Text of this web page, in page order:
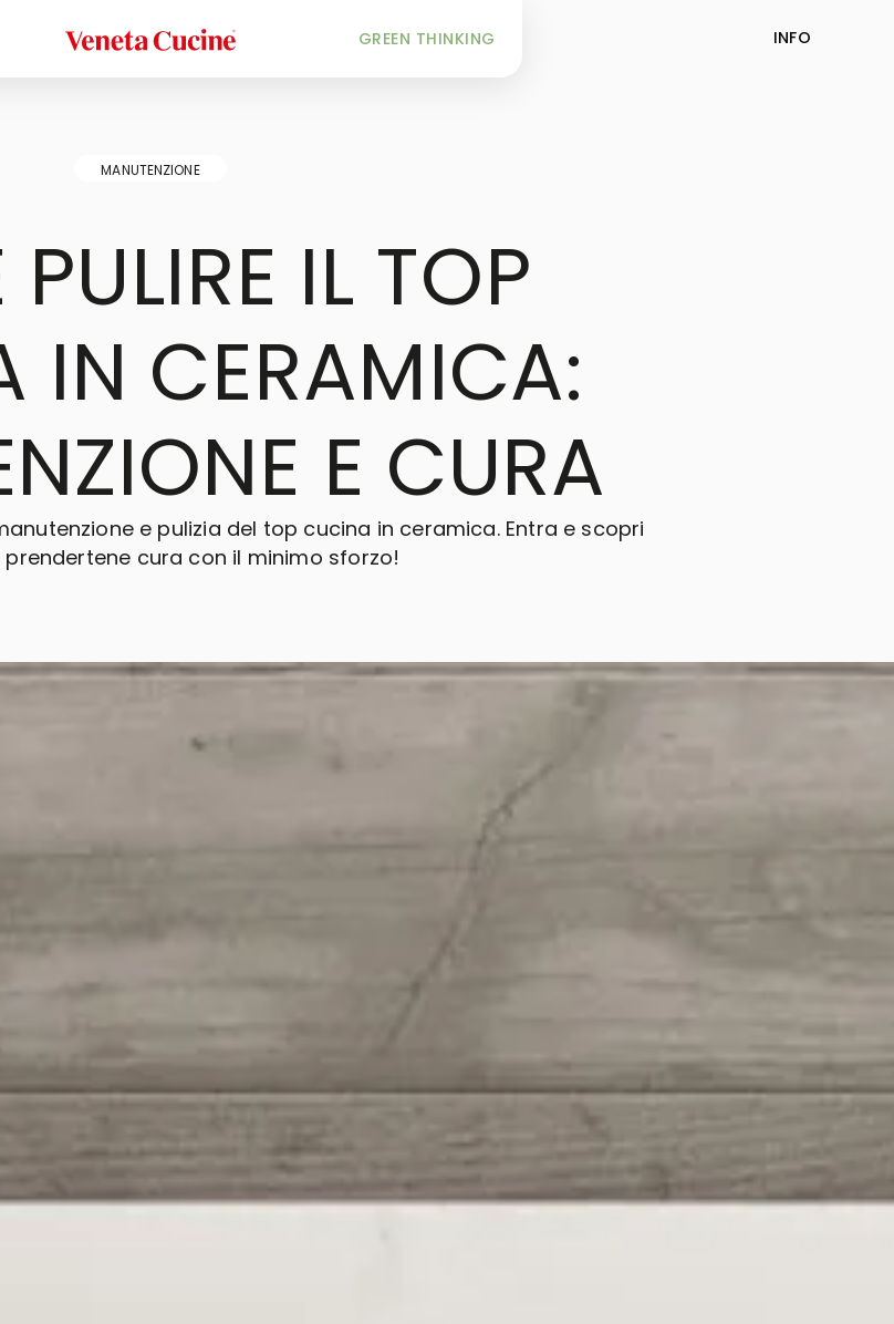
INFO
Veneta Cucine GREEN THINKING
MANUTENZIONE
IL TOP
IN CERAMICA:
E CURA
e pulizia del top cucina in ceramica. Entra e scopri
cura con il minimo sforzo!